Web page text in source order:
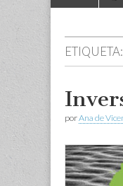
menu
ETIQUETA:
porAna de